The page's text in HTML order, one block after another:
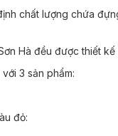
chất lượng chứa
Hà đều được thiết
3 sản phẩm:
đỏ: